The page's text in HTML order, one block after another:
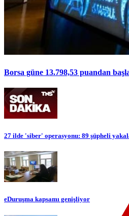
Borsa güne 13.798,53 puandan
27 ilde 'siber' operasyonu: 89 şüpheli
eDuruşma kapsamı genişliyor